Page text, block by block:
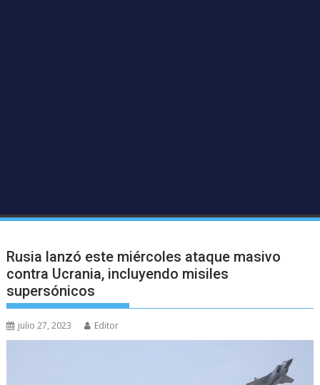
Rusia lanzó este miércoles ataque masivo
contra Ucrania, incluyendo misiles
supersónicos
julio 27, 2023 Editor